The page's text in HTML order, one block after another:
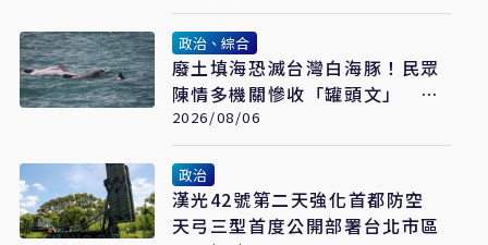
政治、綜合
廢土填海恐滅台灣白海豚！民眾
陳情多機關慘收「罐頭文」 網
怒轟：骯髒政府
2026/08/06
政治
漢光42號第二天強化首都防空
天弓三型首度公開部署台北市區